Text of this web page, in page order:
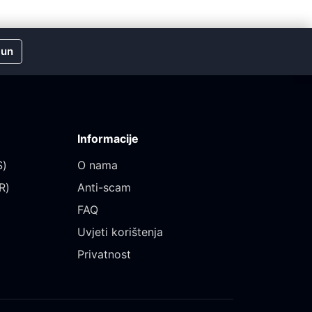
Informacije
O nama
Anti-scam
FAQ
Uvjeti korištenja
Privatnost